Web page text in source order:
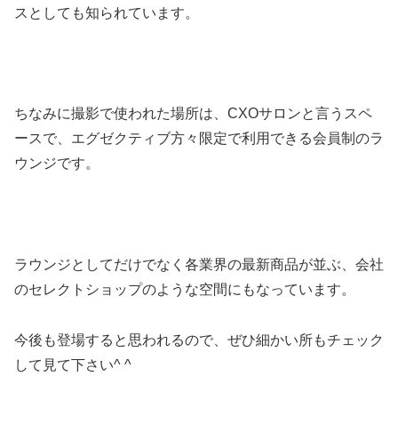
スとしても知られています。
ちなみに撮影で使われた場所は、CXOサロンと言うスペ
ースで、エグゼクティブ方々限定で利用できる会員制のラ
ウンジです。
ラウンジとしてだけでなく各業界の最新商品が並ぶ、会社
のセレクトショップのような空間にもなっています。
今後も登場すると思われるので、ぜひ細かい所もチェック
して見て下さい^ ^